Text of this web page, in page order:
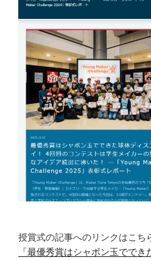
授賞式の記事へのリンクはこち
「最優秀賞はシャボン玉でで